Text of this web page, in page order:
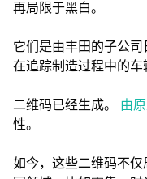
再局限于黑白。
它们是由丰田的子公
在追踪制造过程中的车
二维码已经生成。 由
性。
如今，这些二维码不